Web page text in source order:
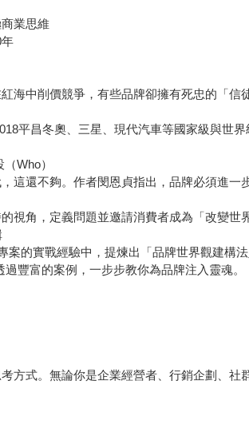
業思維
海中削價競爭，有些品牌卻擁有死忠的「
平昌冬奧、三星、現代汽車等國家級與世
Who）
這還不夠。作者閔恩貞指出，品牌必須進
視角，定義問題並邀請消費者成為「改變世
案的實戰經驗中，提煉出「品牌世界觀建構
豐富的案例，一步步教你為品牌注入靈魂。
方式。無論你是企業經營者、行銷企劃、